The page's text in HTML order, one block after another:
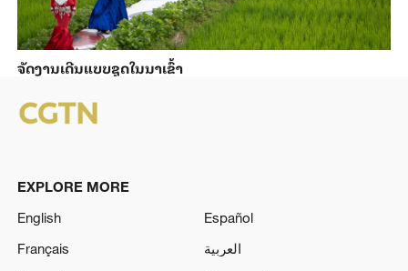
ຈັດງານເດີນແບບຊຸດໃນນາເຂົ້າ
EXPLORE MORE
English
Español
Français
العربية